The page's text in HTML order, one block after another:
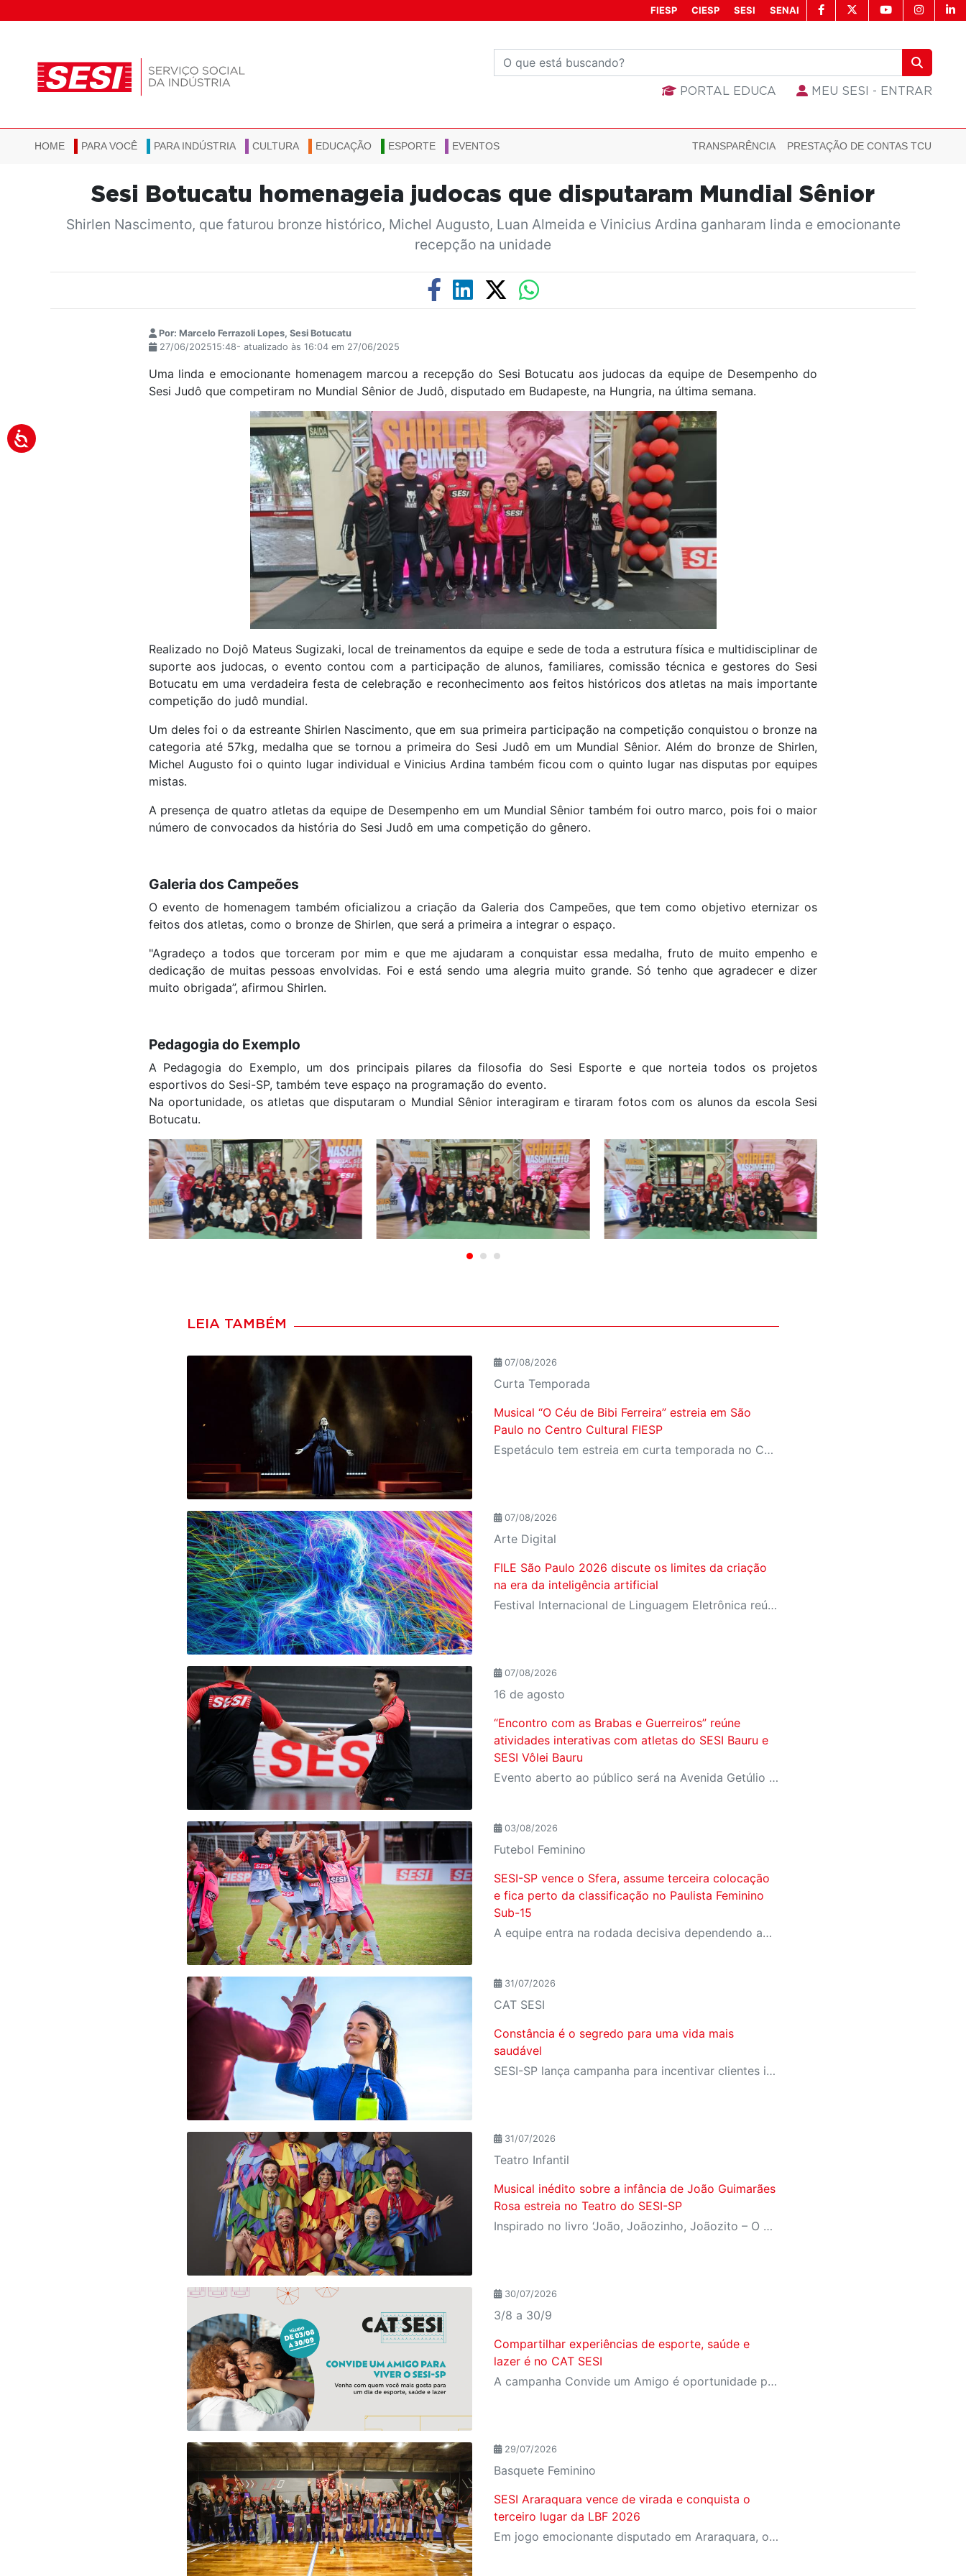
FIESP CIESP SESI SENAI
PORTAL EDUCA MEU SESI - ENTRAR
HOME PARA VOCÊ PARA INDÚSTRIA CULTURA EDUCAÇÃO ESPORTE EVENTOS TRANSPARÊNCIA PRESTAÇÃO DE CONTAS TCU
Sesi Botucatu homenageia judocas que disputaram Mundial Sênior
Shirlen Nascimento, que faturou bronze histórico, Michel Augusto, Luan Almeida e Vinicius Ardina ganharam linda e emocionante
recepção na unidade
Por: Marcelo Ferrazoli Lopes, Sesi Botucatu
27/06/202515:48- atualizado às 16:04 em 27/06/2025
Uma linda e emocionante homenagem marcou a recepção do Sesi Botucatu aos judocas da equipe de Desempenho do
Sesi Judô que competiram no Mundial Sênior de Judô, disputado em Budapeste, na Hungria, na última semana.
Realizado no Dojô Mateus Sugizaki, local de treinamentos da equipe e sede de toda a estrutura física e multidisciplinar de
suporte aos judocas, o evento contou com a participação de alunos, familiares, comissão técnica e gestores do Sesi
Botucatu em uma verdadeira festa de celebração e reconhecimento aos feitos históricos dos atletas na mais importante
competição do judô mundial.
Um deles foi o da estreante Shirlen Nascimento, que em sua primeira participação na competição conquistou o bronze na
categoria até 57kg, medalha que se tornou a primeira do Sesi Judô em um Mundial Sênior. Além do bronze de Shirlen,
Michel Augusto foi o quinto lugar individual e Vinicius Ardina também ficou com o quinto lugar nas disputas por equipes
mistas.
A presença de quatro atletas da equipe de Desempenho em um Mundial Sênior também foi outro marco, pois foi o maior
número de convocados da história do Sesi Judô em uma competição do gênero.
Galeria dos Campeões
O evento de homenagem também oficializou a criação da Galeria dos Campeões, que tem como objetivo eternizar os
feitos dos atletas, como o bronze de Shirlen, que será a primeira a integrar o espaço.
"Agradeço a todos que torceram por mim e que me ajudaram a conquistar essa medalha, fruto de muito empenho e
dedicação de muitas pessoas envolvidas. Foi e está sendo uma alegria muito grande. Só tenho que agradecer e dizer
muito obrigada”, afirmou Shirlen.
Pedagogia do Exemplo
A Pedagogia do Exemplo, um dos principais pilares da filosofia do Sesi Esporte e que norteia todos os projetos
esportivos do Sesi-SP, também teve espaço na programação do evento.
Na oportunidade, os atletas que disputaram o Mundial Sênior interagiram e tiraram fotos com os alunos da escola Sesi
Botucatu.
LEIA TAMBÉM
07/08/2026
Curta Temporada
Musical “O Céu de Bibi Ferreira” estreia em São
Paulo no Centro Cultural FIESP
Espetáculo tem estreia em curta temporada no Centro Cultural FIESP, no dia 20 de agosto, às 20h.
07/08/2026
Arte Digital
FILE São Paulo 2026 discute os limites da criação
na era da inteligência artificial
Festival Internacional de Linguagem Eletrônica reúne cerca de 150 obras de artistas de diversos países e convida o público a refletir sobre as novas relações entre arte, tecnologia e inteligência artificial
07/08/2026
16 de agosto
“Encontro com as Brabas e Guerreiros” reúne
atividades interativas com atletas do SESI Bauru e
SESI Vôlei Bauru
Evento aberto ao público será na Avenida Getúlio Vargas, no domingo, 16, às 9h, com revelação do novo uniforme da equipe
03/08/2026
Futebol Feminino
SESI-SP vence o Sfera, assume terceira colocação
e fica perto da classificação no Paulista Feminino
Sub-15
A equipe entra na rodada decisiva dependendo apenas de seus próprios resultados para avançar ao mata-mata
31/07/2026
CAT SESI
Constância é o segredo para uma vida mais
saudável
SESI-SP lança campanha para incentivar clientes inativos a retomarem a prática de atividades físicas, esporte e lazer com benefícios exclusivos
31/07/2026
Teatro Infantil
Musical inédito sobre a infância de João Guimarães
Rosa estreia no Teatro do SESI-SP
Inspirado no livro ‘João, Joãozinho, Joãozito – O Menino Encantado’, de Claudio Fragata, com direção e dramaturgia de Márcio Araújo, espetáculo acompanha os primeiros anos de vida do escritor mineiro e transforma sua infância em uma celebração da imaginação, da leitura e da cultura popular brasileira
30/07/2026
3/8 a 30/9
Compartilhar experiências de esporte, saúde e
lazer é no CAT SESI
A campanha Convide um Amigo é oportunidade para reunir amigos para aproveitar juntos toda estrutura da unidade SESI-SP mais próxima. Os benefícios para clientes e convidados estão no regulamento
29/07/2026
Basquete Feminino
SESI Araraquara vence de virada e conquista o
terceiro lugar da LBF 2026
Em jogo emocionante disputado em Araraquara, o SESI Araraquara Basquete superou um déficit de quase 20 pontos, contou com o apoio massivo da torcida e derrotou o Cerrado BRB por 77 a 71, conquistando o terceiro lugar da LBF Loterias Caixa 2026